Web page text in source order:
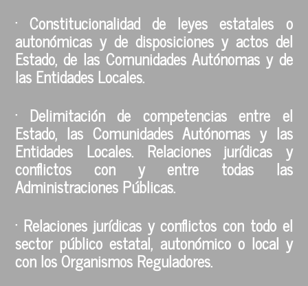
· Constitucionalidad de leyes estatales o
autonómicas y de disposiciones y actos del
Estado, de las Comunidades Autónomas y de
las Entidades Locales.
· Delimitación de competencias entre el
Estado, las Comunidades Autónomas y las
Entidades Locales. Relaciones jurídicas y
conflictos con y entre todas las
Administraciones Públicas.
· Relaciones jurídicas y conflictos con todo el
sector público estatal, autonómico o local y
con los Organismos Reguladores.